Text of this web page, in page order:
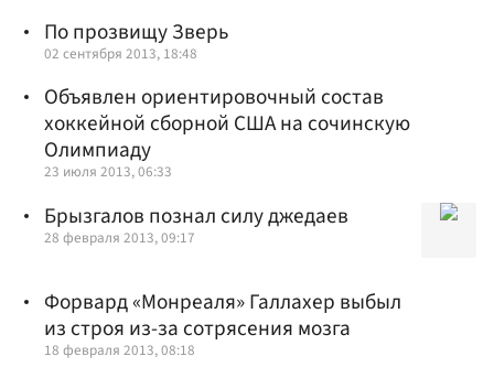
По прозвищу Зверь
02 сентября 2013, 18:48
Объявлен ориентировочный состав
хоккейной сборной США на сочинскую
Олимпиаду
23 июля 2013, 06:33
Брызгалов познал силу джедаев
28 февраля 2013, 09:17
Форвард «Монреаля» Галлахер выбыл
из строя из-за сотрясения мозга
18 февраля 2013, 08:18